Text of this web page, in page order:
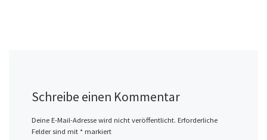
Schreibe einen Kommentar
Deine E-Mail-Adresse wird nicht veröffentlicht. Erforderliche
Felder sind mit *markiert